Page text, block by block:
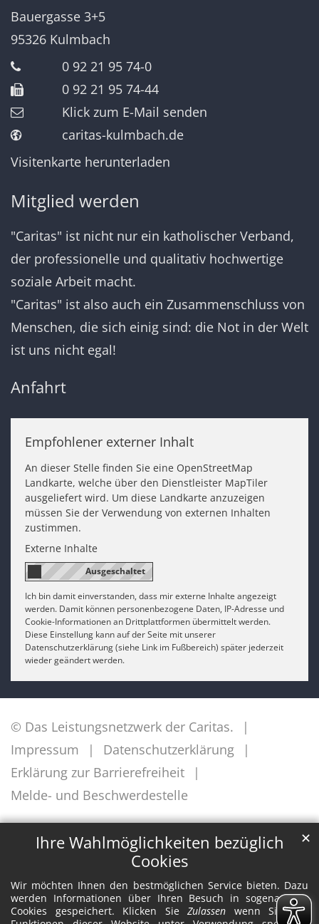
Ihre Wahlmöglichkeiten bezüglich
Cookies
Wir möchten Ihnen den bestmöglichen Service bieten. Dazu
werden Informationen über Ihren Besuch in sogenannten
Cookies gespeichert. Klicken SieZulassen wenn Sie alle
✕
Bauergasse 3+5
95326 Kulmbach
0 92 21 95 74-0
0 92 21 95 74-44
Klick zum E-Mail senden
caritas-kulmbach.de
Visitenkarte herunterladen
Mitglied werden
"Caritas" ist nicht nur ein katholischer Verband,
der professionelle und qualitativ hochwertige
soziale Arbeit macht.
"Caritas" ist also auch ein Zusammenschluss von
Menschen, die sich einig sind: die Not in der Welt
ist uns nicht egal!
Anfahrt
Empfohlener externer Inhalt
An dieser Stelle finden Sie eine OpenStreetMap
Landkarte, welche über den Dienstleister MapTiler
ausgeliefert wird. Um diese Landkarte anzuzeigen
müssen Sie der Verwendung von externen Inhalten
zustimmen.
Externe Inhalte
Ich bin damit einverstanden, dass mir externe Inhalte angezeigt
werden. Damit können personenbezogene Daten, IP-Adresse und
Cookie-Informationen an Drittplattformen übermittelt werden.
Diese Einstellung kann auf der Seite mit unserer
Datenschutzerklärung (siehe Link im Fußbereich) später jederzeit
wieder geändert werden.
© Das Leistungsnetzwerk der Caritas.
Impressum
Datenschutzerklärung
Erklärung zur Barrierefreiheit
Melde- und Beschwerdestelle